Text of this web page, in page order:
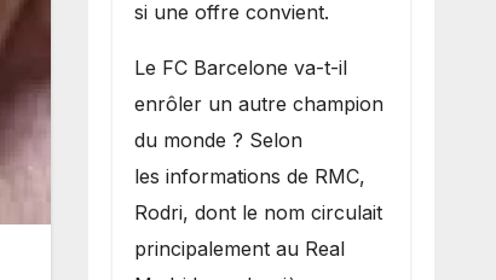
si une offre convient.
​Le FC Barcelone va-t-il
enrôler un autre champion
du monde ? Selon
les informations de RMC,
Rodri, dont le nom circulait
principalement au Real